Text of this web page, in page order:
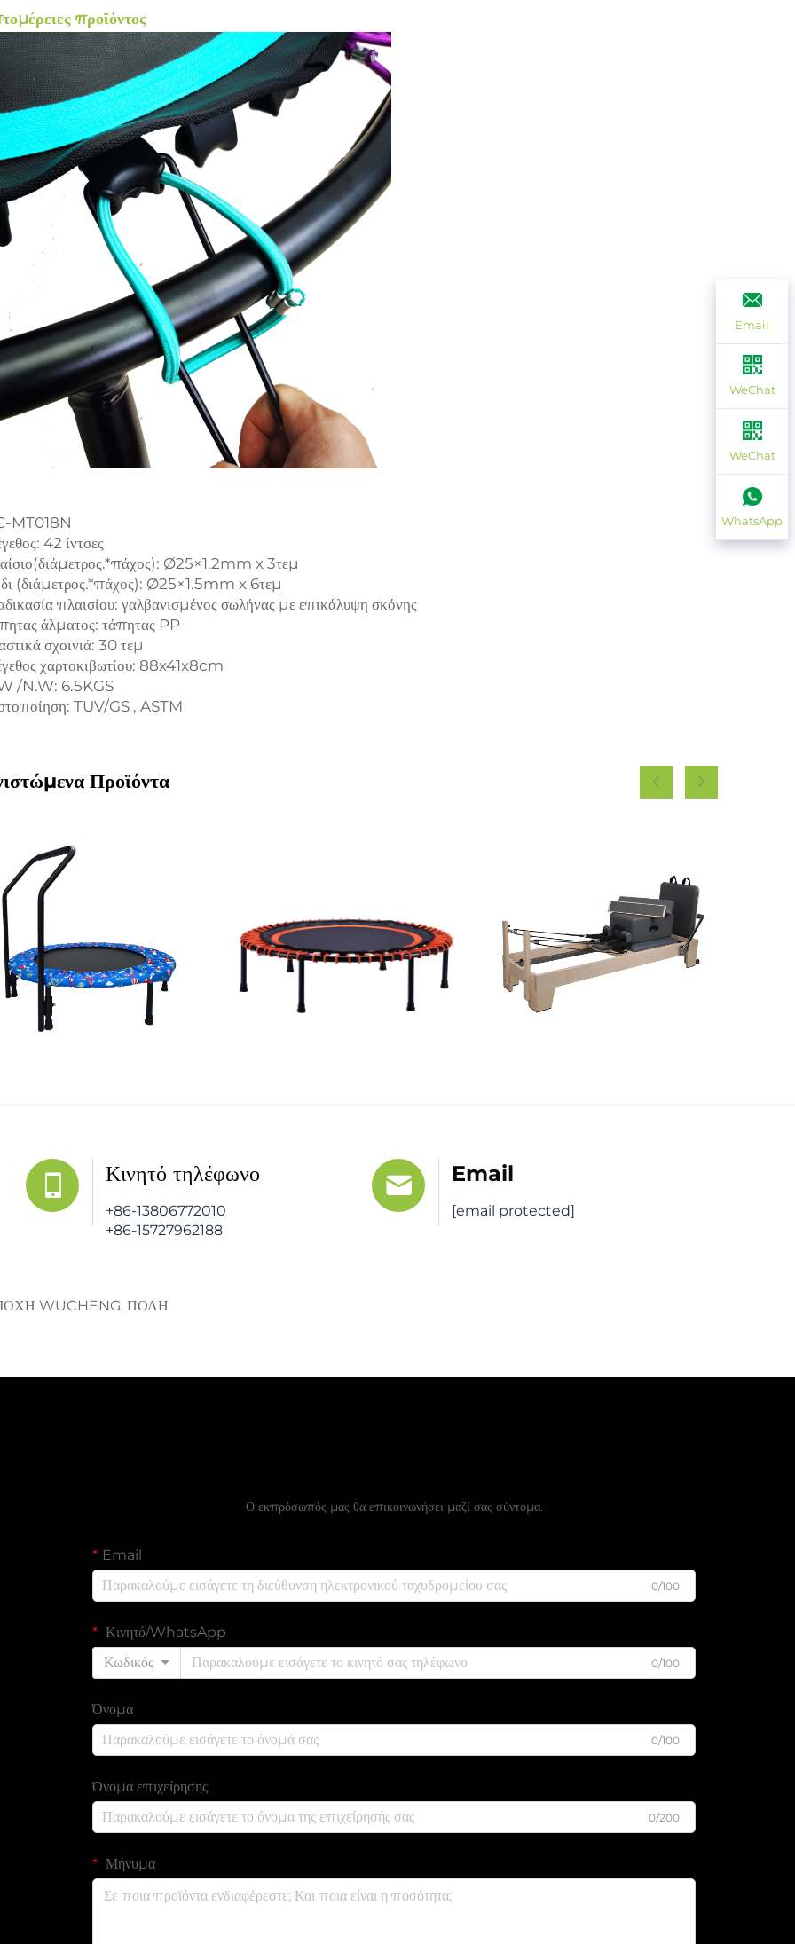
προϊόντος
MT018N
42 ίντσες
Ø25×1.2mm x 3τεμ
(διάμετρος.*πάχος): Ø25×1.5mm x 6τεμ
πλαισίου: γαλβανισμένος σωλήνας με επικάλυψη σκόνης
άλματος: τάπητας PP
σχοινιά: 30 τεμ
χαρτοκιβωτίου: 88x41x8cm
/N.W: 6.5KGS
TUV/GS , ASTM
Προϊόντα
Email
WeChat
WeChat
WhatsApp
Κινητό τηλέφωνο
+86-13806772010
+86-15727962188
Email
[email protected]
WUCHENG, ΠΟΛΗ
Ο εκπρόσωπός μας θα επικοινωνήσει μαζί σας σύντομα.
Email
0/100
Κινητό/WhatsApp
Κωδικός
0/100
Όνομα
0/100
Όνομα επιχείρησης
0/200
Μήνυμα